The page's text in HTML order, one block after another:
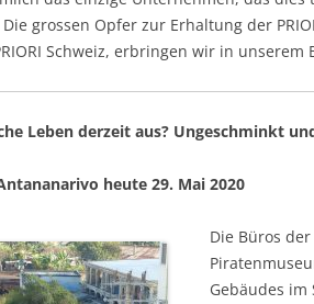
grossen Opfer zur Erhaltung der
Schweiz, erbringen wir in unserem
Leben derzeit aus? Ungeschminkt
heute 29. Mai 2020
Die Büros
Gebäudes